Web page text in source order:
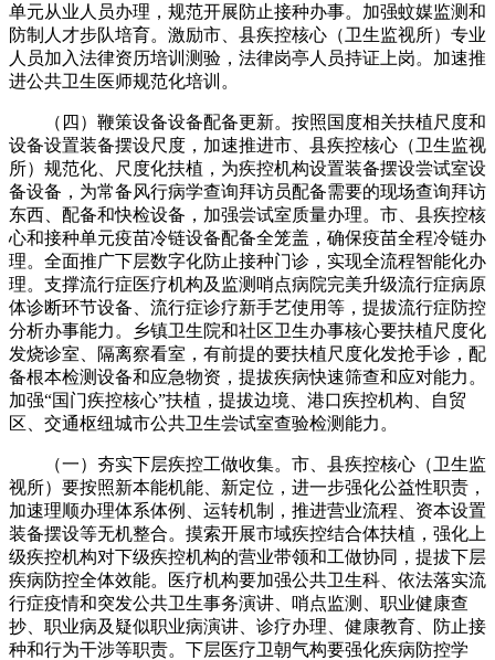
单元从业人员办理，规范开展防止接种办事。加强蚊媒监测和
防制人才步队培育。激励市、县疾控核心（卫生监视所）专业
人员加入法律资历培训测验，法律岗亭人员持证上岗。加速推
进公共卫生医师规范化培训。
（四）鞭策设备设备配备更新。按照国度相关扶植尺度和
设备设置装备摆设尺度，加速推进市、县疾控核心（卫生监视
所）规范化、尺度化扶植，为疾控机构设置装备摆设尝试室设
备设备，为常备风行病学查询拜访员配备需要的现场查询拜访
东西、配备和快检设备，加强尝试室质量办理。市、县疾控核
心和接种单元疫苗冷链设备配备全笼盖，确保疫苗全程冷链办
理。全面推广下层数字化防止接种门诊，实现全流程智能化办
理。支撑流行症医疗机构及监测哨点病院完美升级流行症病原
体诊断环节设备、流行症诊疗新手艺使用等，提拔流行症防控
分析办事能力。乡镇卫生院和社区卫生办事核心要扶植尺度化
发烧诊室、隔离察看室，有前提的要扶植尺度化发抢手诊，配
备根本检测设备和应急物资，提拔疾病快速筛查和应对能力。
加强“国门疾控核心”扶植，提拔边境、港口疾控机构、自贸
区、交通枢纽城市公共卫生尝试室查验检测能力。
（一）夯实下层疾控工做收集。市、县疾控核心（卫生监
视所）要按照新本能机能、新定位，进一步强化公益性职责，
加速理顺办理体系体例、运转机制，推进营业流程、资本设置
装备摆设等无机整合。摸索开展市域疾控结合体扶植，强化上
级疾控机构对下级疾控机构的营业带领和工做协同，提拔下层
疾病防控全体效能。医疗机构要加强公共卫生科、依法落实流
行症疫情和突发公共卫生事务演讲、哨点监测、职业健康查
抄、职业病及疑似职业病演讲、诊疗办理、健康教育、防止接
种和行为干涉等职责。下层医疗卫朝气构要强化疾病防控学